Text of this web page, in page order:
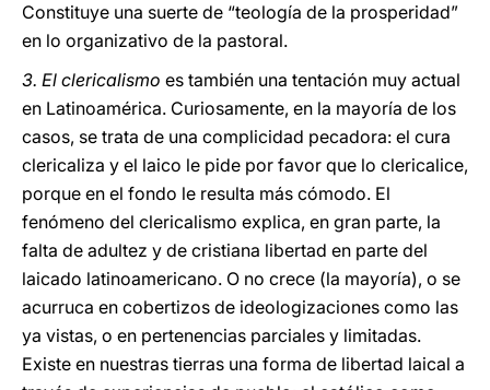
Constituye una suerte de “teología de la prosperidad”
en lo organizativo de la pastoral.
3. El clericalismo es también una tentación muy actual
en Latinoamérica. Curiosamente, en la mayoría de los
casos, se trata de una complicidad pecadora: el cura
clericaliza y el laico le pide por favor que lo clericalice,
porque en el fondo le resulta más cómodo. El
fenómeno del clericalismo explica, en gran parte, la
falta de adultez y de cristiana libertad en parte del
laicado latinoamericano. O no crece (la mayoría), o se
acurruca en cobertizos de ideologizaciones como las
ya vistas, o en pertenencias parciales y limitadas.
Existe en nuestras tierras una forma de libertad laical a